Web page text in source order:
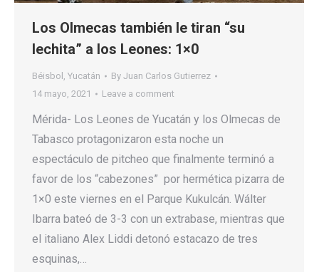
Los Olmecas también le tiran “su
lechita” a los Leones: 1×0
Béisbol , Yucatán By Juan Carlos Gutierrez
14 mayo, 2021
Leave a comment
Mérida- Los Leones de Yucatán y los Olmecas de
Tabasco protagonizaron esta noche un
espectáculo de pitcheo que finalmente terminó a
favor de los “cabezones” por hermética pizarra de
1×0 este viernes en el Parque Kukulcán. Wálter
Ibarra bateó de 3-3 con un extrabase, mientras que
el italiano Alex Liddi detonó estacazo de tres
esquinas,…